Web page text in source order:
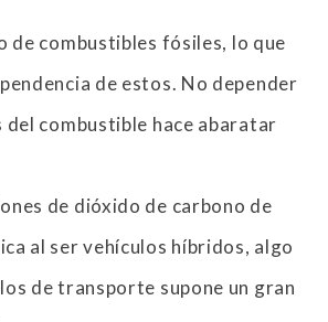
de combustibles fósiles, lo que
de estos. No depender
del combustible hace abaratar
de dióxido de carbono de
al ser vehículos híbridos, algo
de transporte supone un gran